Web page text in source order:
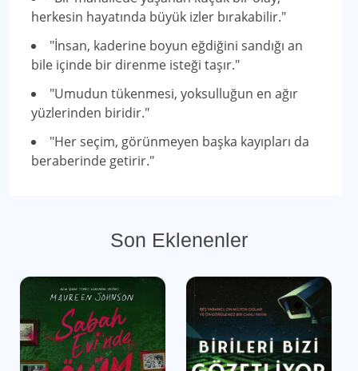
herkesin hayatında büyük izler bırakabilir."
"İnsan, kaderine boyun eğdiğini sandığı an
bile içinde bir direnme isteği taşır."
"Umudun tükenmesi, yoksulluğun en ağır
yüzlerinden biridir."
"Her seçim, görünmeyen başka kayıpları da
beraberinde getirir."
Son Eklenenler